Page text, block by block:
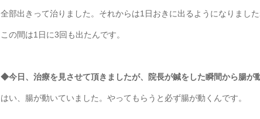
全部出きって治りました。それからは1日おきに出るようになりました
この間は1日に3回も出たんです。
◆今日、治療を見させて頂きましたが、院長が鍼をした瞬間から腸が
はい、腸が動いていました。やってもらうと必ず腸が動くんです。